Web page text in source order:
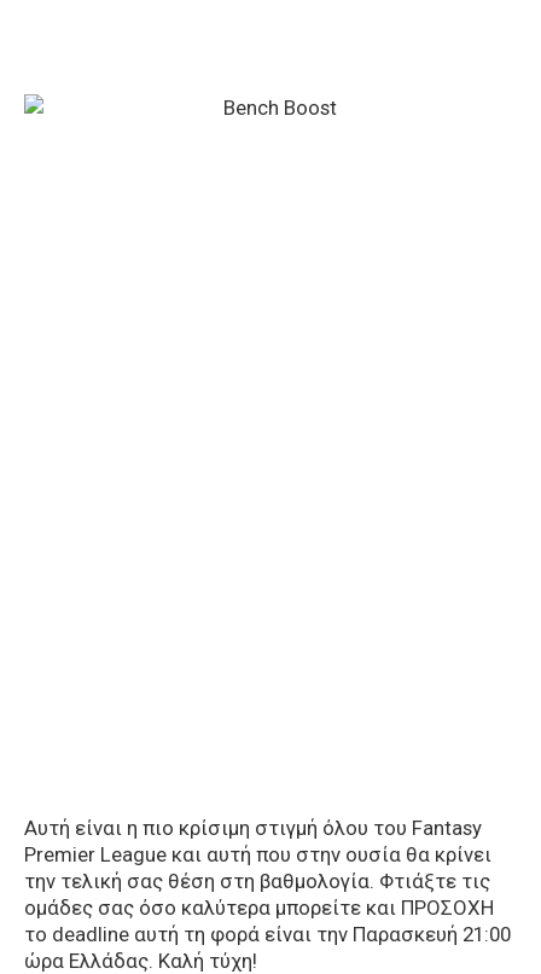
Αυτή είναι η πιο κρίσιμη στιγμή όλου του Fantasy
Premier League και αυτή που στην ουσία θα κρίνει
την τελική σας θέση στη βαθμολογία. Φτιάξτε τις
ομάδες σας όσο καλύτερα μπορείτε και ΠΡΟΣΟΧΗ
το deadline αυτή τη φορά είναι την Παρασκευή 21:00
ώρα Ελλάδας. Καλή τύχη!